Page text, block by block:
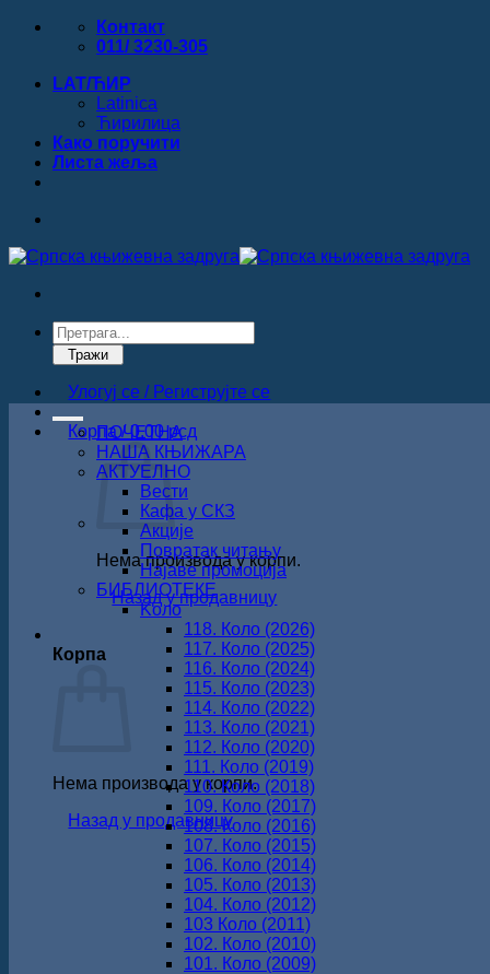
Прескочи
Контакт
011/ 3230-305
LAT/ЋИР
Latinica
Ћирилица
Како поручити
Листa жеља
Products
search
Тражи
Улогуј се / Региструјте се
Корпа /0.00рсд
Нема производа у корпи.
Назад у продавницу
Корпа
Нема производа у корпи.
Назад у продавницу
ПОЧЕТНА
НАША КЊИЖАРА
АКТУЕЛНО
Вести
Кафа у СКЗ
Акције
Повратак читању
Најаве промоција
БИБЛИОТЕКЕ
Koло
118. Коло (2026)
117. Коло (2025)
116. Коло (2024)
115. Коло (2023)
114. Коло (2022)
113. Коло (2021)
112. Коло (2020)
111. Коло (2019)
110. Коло (2018)
109. Коло (2017)
108. Коло (2016)
107. Коло (2015)
106. Коло (2014)
105. Коло (2013)
104. Коло (2012)
103 Коло (2011)
102. Коло (2010)
101. Коло (2009)